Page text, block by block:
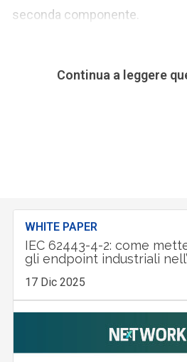
seconda componente.
Continua a leggere
WHITE PAPER
IEC 62443-4-2: come
gli endpoint industriali
17 Dic 2025